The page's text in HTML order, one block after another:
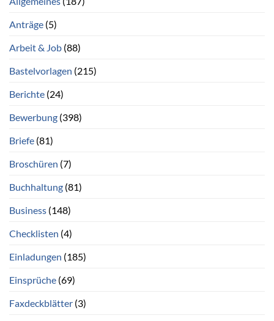
Anträge (5)
Arbeit & Job (88)
Bastelvorlagen (215)
Berichte (24)
Bewerbung (398)
Briefe (81)
Broschüren (7)
Buchhaltung (81)
Business (148)
Checklisten (4)
Einladungen (185)
Einsprüche (69)
Faxdeckblätter (3)